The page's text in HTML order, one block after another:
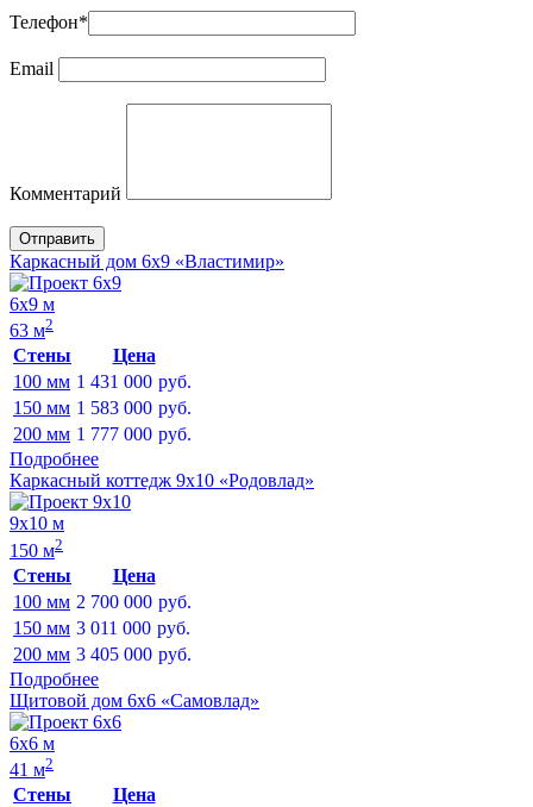
Телефон*
Email
Комментарий
Отправить
Каркасный дом 6х9 «Властимир»
6х9 м
63 м2
Стены
Цена
100 мм 1 431 000 руб.
150 мм 1 583 000 руб.
200 мм 1 777 000 руб.
Подробнее
Каркасный коттедж 9х10 «Родовлад»
9х10 м
150 м2
Стены
Цена
100 мм 2 700 000 руб.
150 мм 3 011 000 руб.
200 мм 3 405 000 руб.
Подробнее
Щитовой дом 6х6 «Самовлад»
6х6 м
41 м2
Стены
Цена